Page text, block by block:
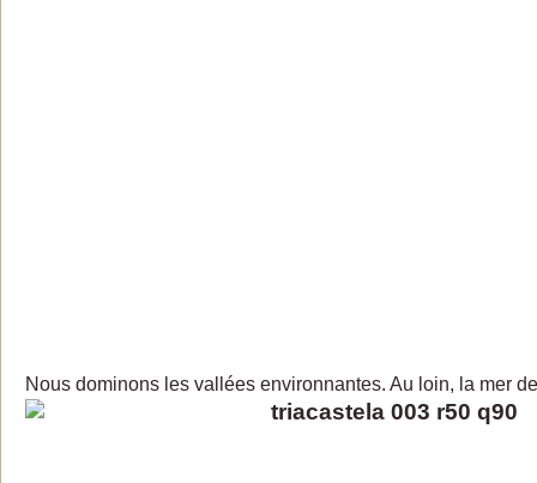
Nous dominons les vallées environnantes. Au loin, la mer